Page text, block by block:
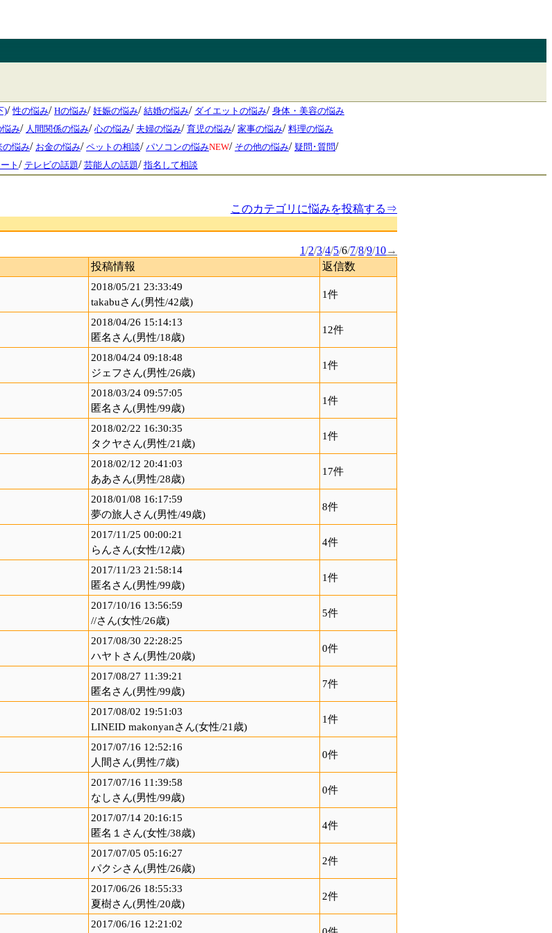
)/性の悩み/ Hの悩み/ 妊娠の悩み/ 結婚の悩み/ ダイエットの悩み/ 身体・美容の悩み
悩み/ 人間関係の悩み/ 心の悩み/ 夫婦の悩み/ 育児の悩み/ 家事の悩み/ 料理の悩み
の悩み/ お金の悩み/ ペットの相談/ パソコンの悩みNEW/ その他の悩み/ 疑問･質問/
ト / テレビの話題/ 芸能人の話題/ 指名して相談
このカテゴリに悩みを投稿する⇒
1/2/3/4/5/6/7/8/9/10→
投稿情報 返信数
2018/05/21 23:33:49
takabuさん(男性/42歳)
1件
2018/04/26 15:14:13
匿名さん(男性/18歳)
12件
2018/04/24 09:18:48
ジェフさん(男性/26歳)
1件
2018/03/24 09:57:05
匿名さん(男性/99歳)
1件
2018/02/22 16:30:35
タクヤさん(男性/21歳)
1件
2018/02/12 20:41:03
ああさん(男性/28歳)
17件
2018/01/08 16:17:59
夢の旅人さん(男性/49歳)
8件
2017/11/25 00:00:21
らんさん(女性/12歳)
4件
2017/11/23 21:58:14
匿名さん(男性/99歳)
1件
2017/10/16 13:56:59
//さん(女性/26歳)
5件
2017/08/30 22:28:25
ハヤトさん(男性/20歳)
0件
2017/08/27 11:39:21
匿名さん(男性/99歳)
7件
2017/08/02 19:51:03
LINEID makonyanさん(女性/21歳)
1件
2017/07/16 12:52:16
人間さん(男性/7歳)
0件
2017/07/16 11:39:58
なしさん(男性/99歳)
0件
2017/07/14 20:16:15
匿名１さん(女性/38歳)
4件
2017/07/05 05:16:27
パクシさん(男性/26歳)
2件
2017/06/26 18:55:33
夏樹さん(男性/20歳)
2件
2017/06/16 12:21:02